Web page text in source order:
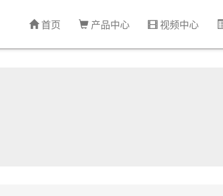
首页 产品中心 视频中心